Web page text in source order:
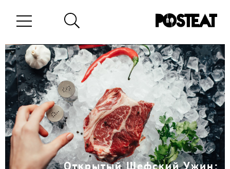
Открытый Шефский Ужин: